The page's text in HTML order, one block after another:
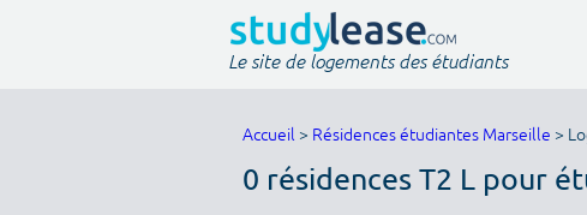
Le site de logements des étudiants
Accueil > Résidences étudiantes Marseille >
0 résidences T2 L pour